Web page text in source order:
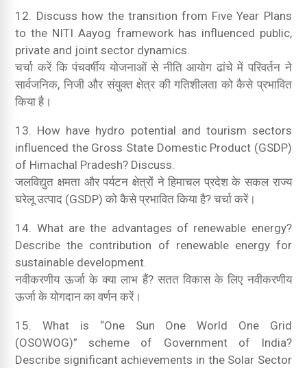
12. Discuss how the transition from Five Year Plans
to the NITI Aayog framework has influenced public,
private and joint sector dynamics.
चर्चा करें कि पंचवर्षीय योजनाओं से नीति आयोग ढांचे में परिवर्तन ने
सार्वजनिक, निजी और संयुक्त क्षेत्र की गतिशीलता को कैसे प्रभावित
किया है।
13. How have hydro potential and tourism sectors
influenced the Gross State Domestic Product (GSDP)
of Himachal Pradesh? Discuss.
जलविद्युत क्षमता और पर्यटन क्षेत्रों ने हिमाचल प्रदेश के सकल राज्य
घरेलू उत्पाद (GSDP) को कैसे प्रभावित किया है? चर्चा करें।
14. What are the advantages of renewable energy?
Describe the contribution of renewable energy for
sustainable development.
नवीकरणीय ऊर्जा के क्या लाभ हैं? सतत विकास के लिए नवीकरणीय
ऊर्जा के योगदान का वर्णन करें।
15. What is “One Sun One World One Grid
(OSOWOG)” scheme of Government of India?
Describe significant achievements in the Solar Sector